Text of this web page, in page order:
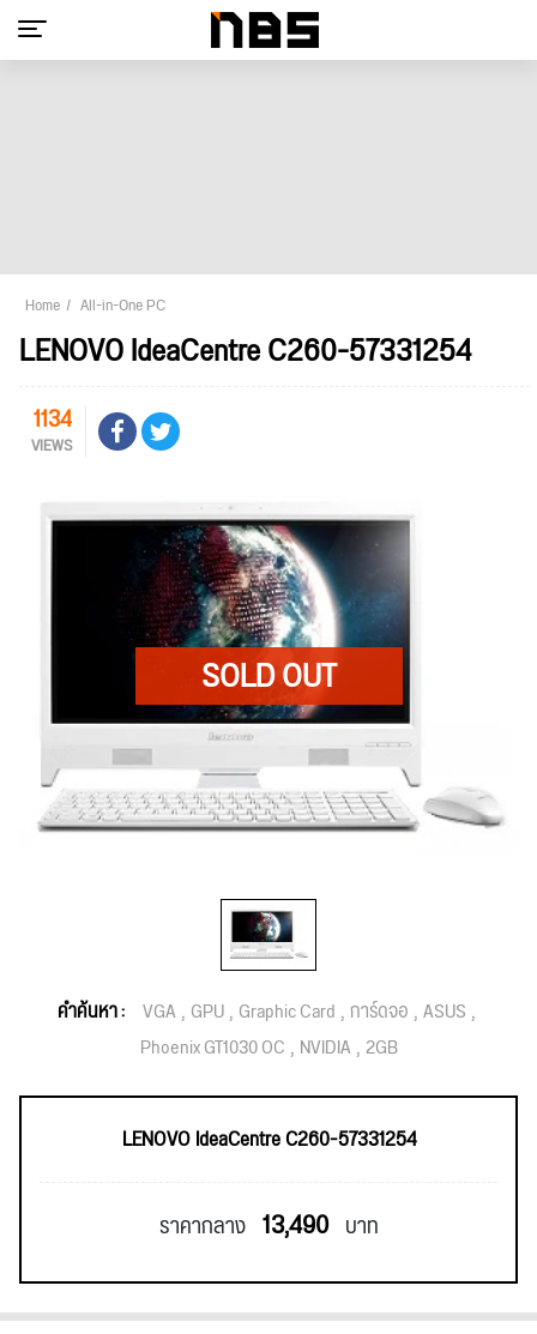
Home All-in-One PC
LENOVO IdeaCentre C260-57331254
1134
VIEWS
คำค้นหา : VGA GPU Graphic Card การ์ดจอ ASUS
Phoenix GT1030 OC NVIDIA 2GB
LENOVO IdeaCentre C260-57331254
ราคากลาง 13,490 บาท